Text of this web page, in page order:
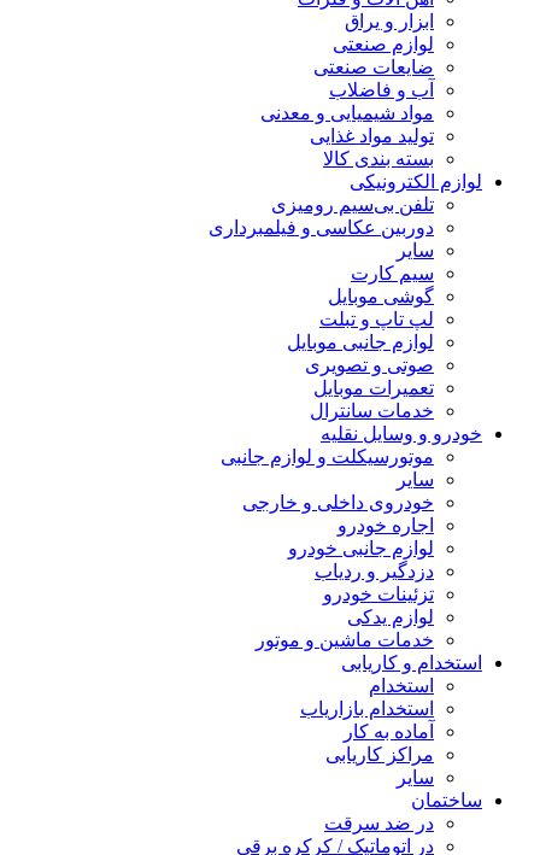
ابزار و یراق
لوازم صنعتی
ضایعات صنعتی
آب و فاضلاب
مواد شیمیایی و معدنی
تولید مواد غذایی
بسته بندی کالا
لوازم الکترونیکی
تلفن بی‌سیم رومیزی
دوربین عکاسی و فیلمبرداری
سایر
سیم کارت
گوشی موبایل
لپ تاپ و تبلت
لوازم جانبی موبایل
صوتی و تصویری
تعمیرات موبایل
خدمات سانترال
خودرو و وسایل نقلیه
موتورسیکلت و لوازم جانبی
سایر
خودروی داخلی و خارجی
اجاره خودرو
لوازم جانبی خودرو
دزدگیر و ردیاب
تزئینات خودرو
لوازم یدکی
خدمات ماشین و موتور
استخدام و کاریابی
استخدام
استخدام بازاریاب
آماده به کار
مراکز کاریابی
سایر
ساختمان
در ضد سرقت
در اتوماتیک / کرکره برقی